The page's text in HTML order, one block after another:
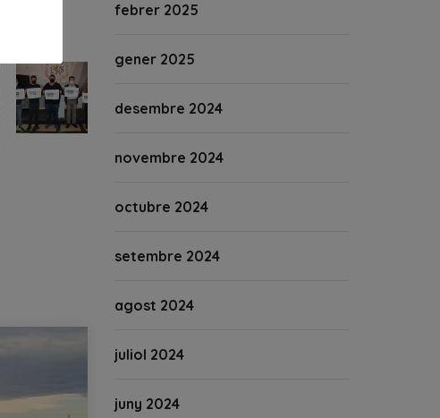
febrer 2025
gener 2025
desembre 2024
novembre 2024
octubre 2024
setembre 2024
agost 2024
juliol 2024
juny 2024